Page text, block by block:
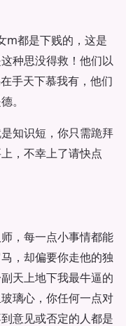
m都是下贱的，这是
种思没得救！他们以
手天下慕我有，他们
。
知识短，你只需跪拜
，不幸上了请快点
，每一点小事情都能
，却偏要你走他的独
天上地下我最牛逼的
璃心，你任何一点对
意见或否定的人都是